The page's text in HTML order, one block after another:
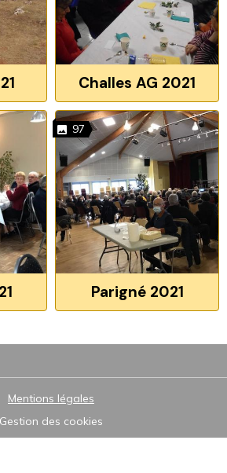
Challes AG 2021
97
Parigné 2021
Mentions légales
Gestion des cookies